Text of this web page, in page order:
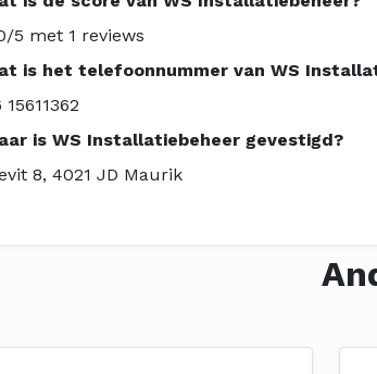
5 met 1 reviews
is het telefoonnummer van WS
15611362
is WS Installatiebeheer gevestigd?
8, 4021 JD Maurik